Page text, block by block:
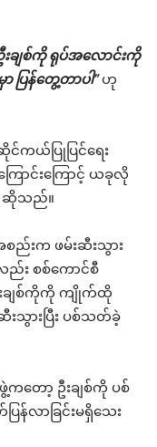
းချစ်ကို ရုပ်အလောင်းကို
ပြန်တွေ့တာပါ”ဟု
င်ကယ်ပြုပြင်ရေး
ောင်းကြောင့် ယခုလို
ဆိုသည်။
းက ဖမ်းဆီးသွား
း စစ်ကောင်စီ
ချစ်ကိုကို ကျိုက်ထို
သွားပြီး ပစ်သတ်ခဲ့
တော့ ဦးချစ်ကို ပစ်
လာခြင်းမရှိသေး